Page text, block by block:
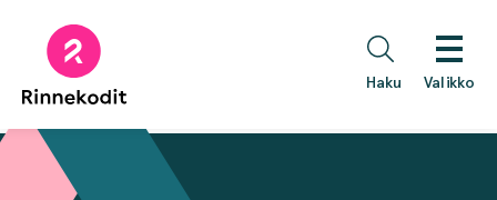
sisältöön
Haku Valikko